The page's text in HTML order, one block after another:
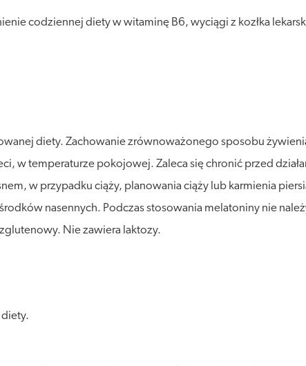
codziennej diety w witaminę B6, wyciągi z kozłka
diety. Zachowanie zrównoważonego sposobu
w temperaturze pokojowej. Zaleca się chronić przed
w przypadku ciąży, planowania ciąży lub karmienia
nasennych. Podczas stosowania melatoniny nie
Nie zawiera laktozy.